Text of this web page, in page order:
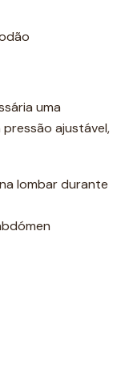
uma
ajustável,
lombar durante